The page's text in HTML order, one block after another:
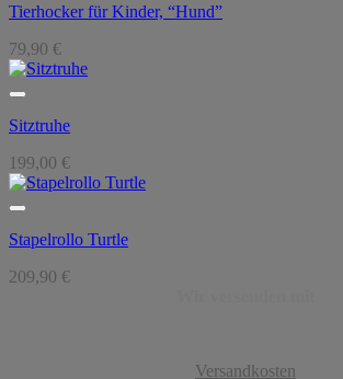
Tierhocker für Kinder, “Hund”
79,90 €
Sitztruhe
199,00 €
Stapelrollo Turtle
209,90 €
Versandkosten